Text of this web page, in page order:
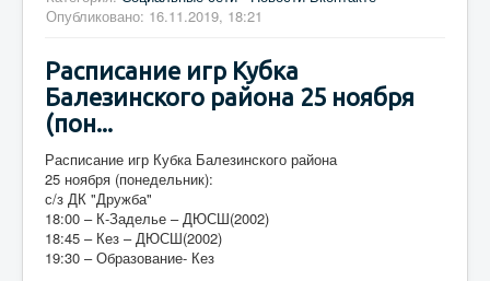
Опубликовано: 16.11.2019, 18:21
Расписание игр Кубка
Балезинского района 25 ноября
(пон...
Расписание игр Кубка Балезинского района
25 ноября (понедельник):
с/з ДК "Дружба"
18:00 – К-Заделье – ДЮСШ(2002)
18:45 – Кез – ДЮСШ(2002)
19:30 – Образование- Кез